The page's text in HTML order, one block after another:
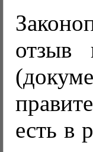
отзыв
есть в